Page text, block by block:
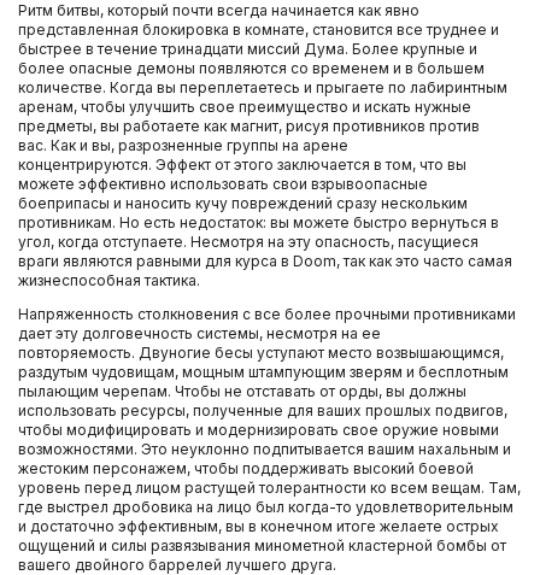
Ритм битвы, который почти всегда начинается как явно
представленная блокировка в комнате, становится все труднее и
быстрее в течение тринадцати миссий Дума. Более крупные и
более опасные демоны появляются со временем и в большем
количестве. Когда вы переплетаетесь и прыгаете по лабиринтным
аренам, чтобы улучшить свое преимущество и искать нужные
предметы, вы работаете как магнит, рисуя противников против
вас. Как и вы, разрозненные группы на арене
концентрируются. Эффект от этого заключается в том, что вы
можете эффективно использовать свои взрывоопасные
боеприпасы и наносить кучу повреждений сразу нескольким
противникам. Но есть недостаток: вы можете быстро вернуться в
угол, когда отступаете. Несмотря на эту опасность, пасущиеся
враги являются равными для курса в Doom, так как это часто самая
жизнеспособная тактика.
Напряженность столкновения с все более прочными противниками
дает эту долговечность системы, несмотря на ее
повторяемость. Двуногие бесы уступают место возвышающимся,
раздутым чудовищам, мощным штампующим зверям и бесплотным
пылающим черепам. Чтобы не отставать от орды, вы должны
использовать ресурсы, полученные для ваших прошлых подвигов,
чтобы модифицировать и модернизировать свое оружие новыми
возможностями. Это неуклонно подпитывается вашим нахальным и
жестоким персонажем, чтобы поддерживать высокий боевой
уровень перед лицом растущей толерантности ко всем вещам. Там,
где выстрел дробовика на лицо был когда-то удовлетворительным
и достаточно эффективным, вы в конечном итоге желаете острых
ощущений и силы развязывания минометной кластерной бомбы от
вашего двойного баррелей лучшего друга.